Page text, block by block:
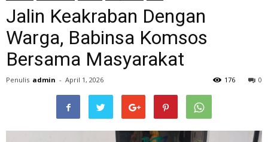
Jalin Keakraban Dengan
Warga, Babinsa Komsos
Bersama Masyarakat
Penulis admin - April 1, 2026 0
176